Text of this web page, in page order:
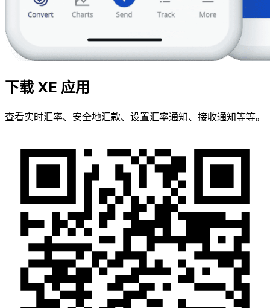
下载 XE 应用
查看实时汇率、安全地汇款、设置汇率通知、接收通知等等。